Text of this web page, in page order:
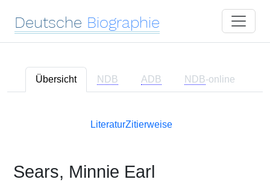
Deutsche Biographie
Übersicht NDB ADB NDB-online
LiteraturZitierweise
Sears, Minnie Earl